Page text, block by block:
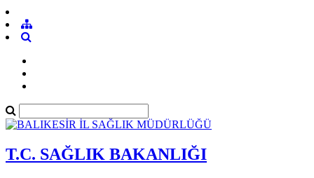
T.C. SAĞLIK BAKANLIĞI